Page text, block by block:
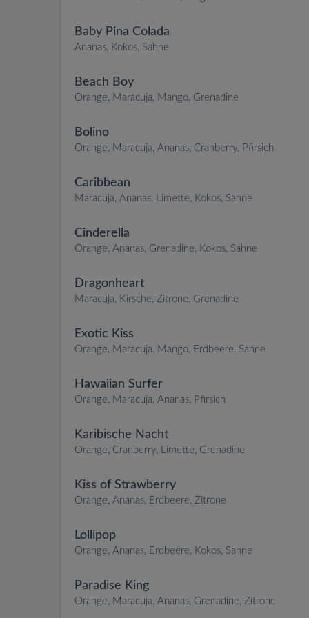
Baby Pina Colada
Ananas, Kokos, Sahne
Beach Boy
Orange, Maracuja, Mango, Grenadine
Bolino
Orange, Maracuja, Ananas, Cranberry, Pfirsich
Caribbean
Maracuja, Ananas, Limette, Kokos, Sahne
Cinderella
Orange, Ananas, Grenadine, Kokos, Sahne
Dragonheart
Maracuja, Kirsche, Zitrone, Grenadine
Exotic Kiss
Orange, Maracuja, Mango, Erdbeere, Sahne
Hawaiian Surfer
Orange, Maracuja, Ananas, Pfirsich
Karibische Nacht
Orange, Cranberry, Limette, Grenadine
Kiss of Strawberry
Orange, Ananas, Erdbeere, Zitrone
Lollipop
Orange, Ananas, Erdbeere, Kokos, Sahne
Paradise King
Orange, Maracuja, Ananas, Grenadine, Zitrone